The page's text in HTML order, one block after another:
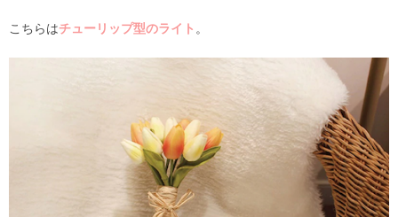
こちらはチューリップ型のライト 。